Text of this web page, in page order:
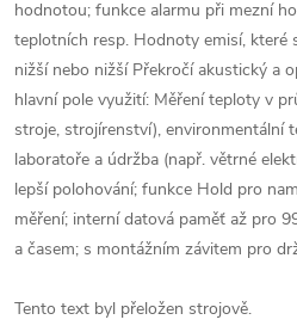
hodnotou; funkce alarmu při mezní
teplotních resp. Hodnoty emisí, které
nižší nebo nižší Překročí akustický a
hlavní pole využití: Měření teploty v
stroje, strojírenství), environmentální
laboratoře a údržba (např. větrné
lepší polohování; funkce Hold pro
měření; interní datová paměť až pro
a časem; s montážním závitem pro
Tento text byl přeložen strojově.